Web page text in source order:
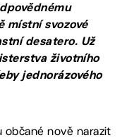
místní svozové
desatero. Už
životního
jednorázového
občané nově narazit